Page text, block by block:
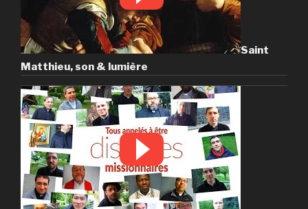
Saint
Matthieu, son & lumière